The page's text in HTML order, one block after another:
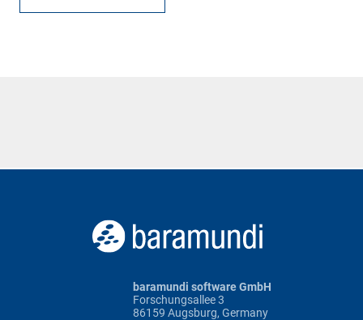
baramundi software GmbH
Forschungsallee 3
86159 Augsburg, Germany